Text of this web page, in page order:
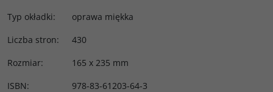
Typ okładki:
oprawa miękka
Liczba stron:
430
Rozmiar:
165 x 235 mm
ISBN: 978-83-61203-64-3